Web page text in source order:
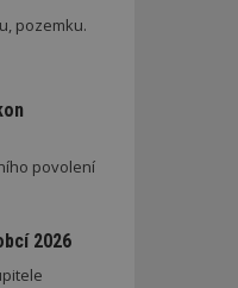
pozemku.
povolení
2026